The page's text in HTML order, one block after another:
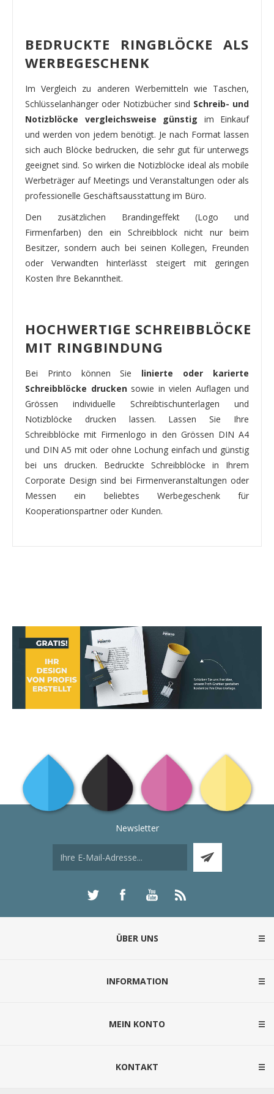
BEDRUCKTE RINGBLÖCKE ALS
WERBEGESCHENK
Im Vergleich zu anderen Werbemitteln wie Taschen,
Schlüsselanhänger oder Notizbücher sind Schreib- und
Notizblöcke vergleichsweise günstig im Einkauf
und werden von jedem benötigt. Je nach Format lassen
sich auch Blöcke bedrucken, die sehr gut für unterwegs
geeignet sind. So wirken die Notizblöcke ideal als mobile
Werbeträger auf Meetings und Veranstaltungen oder als
professionelle Geschäftsausstattung im Büro.
Den zusätzlichen Brandingeffekt (Logo und
Firmenfarben) den ein Schreibblock nicht nur beim
Besitzer, sondern auch bei seinen Kollegen, Freunden
oder Verwandten hinterlässt steigert mit geringen
Kosten Ihre Bekanntheit.
HOCHWERTIGE SCHREIBBLÖCKE
MIT RINGBINDUNG
Bei Printo können Sie linierte oder karierte
Schreibblöcke druckensowie in vielen Auflagen und
Grössen individuelle Schreibtischunterlagen und
Notizblöcke drucken lassen. Lassen Sie Ihre
Schreibblöcke mit Firmenlogo in den Grössen DIN A4
und DIN A5 mit oder ohne Lochung einfach und günstig
bei uns drucken. Bedruckte Schreibblöcke in Ihrem
Corporate Design sind bei Firmenveranstaltungen oder
Messen ein beliebtes Werbegeschenk für
Kooperationspartner oder Kunden.
Newsletter
ÜBER UNS
INFORMATION
MEIN KONTO
KONTAKT